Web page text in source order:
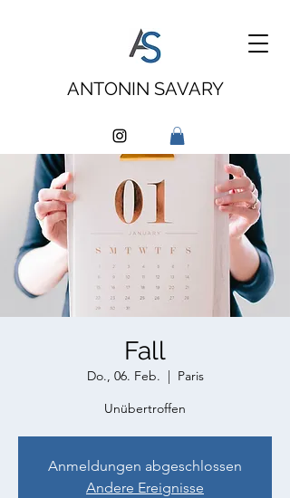
ANTONIN SAVARY
Fall
Do., 06. Feb.
Paris
Unübertroffen
Anmeldungen abgeschlossen
Andere Ereignisse